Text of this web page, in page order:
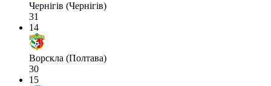
Чернігів (Чернігів)
31
14
Ворскла (Полтава)
30
15